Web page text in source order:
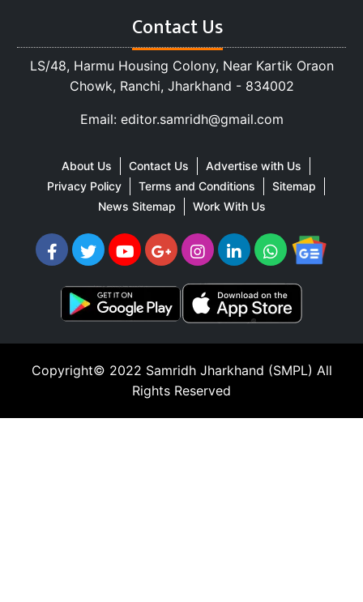
Contact Us
LS/48, Harmu Housing Colony, Near Kartik Oraon
Chowk, Ranchi, Jharkhand - 834002
Email: editor.samridh@gmail.com
About Us Contact Us
Advertise with Us
Privacy Policy
Terms and Conditions
Sitemap
News Sitemap
Work With Us
Copyright© 2022 Samridh Jharkhand (SMPL) All
Rights Reserved